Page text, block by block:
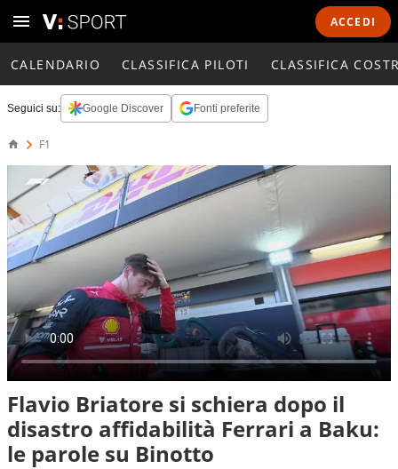
ACCEDI
CALENDARIO CLASSIFICA PILOTI CLASSIFICA
Seguici su: Google Discover Fonti preferite
F1
Flavio Briatore si schiera dopo il
disastro affidabilità Ferrari a Baku:
le parole su Binotto